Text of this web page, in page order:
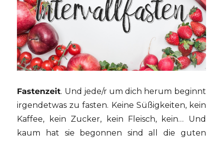
Fastenzeit. Und jede/r um dich herum beginnt
irgendetwas zu fasten. Keine Süßigkeiten, kein
Kaffee, kein Zucker, kein Fleisch, kein… Und
kaum hat sie begonnen sind all die guten